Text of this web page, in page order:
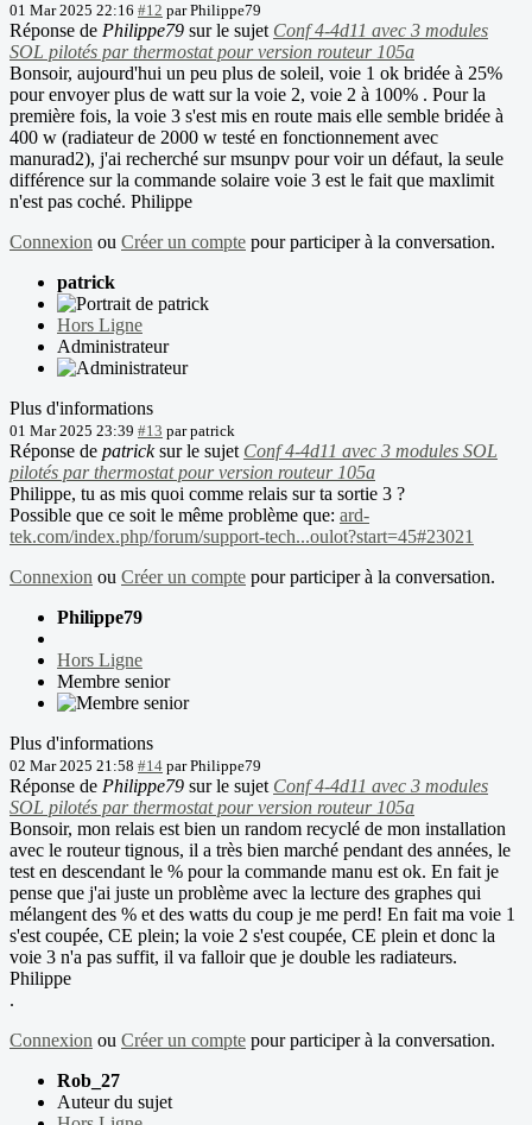
01 Mar 2025 22:16 #12 parPhilippe79
Réponse de Philippe79 sur le sujet Conf 4-4d11 avec 3 modules
SOL pilotés par thermostat pour version routeur 105a
Bonsoir, aujourd'hui un peu plus de soleil, voie 1 ok bridée à 25%
pour envoyer plus de watt sur la voie 2, voie 2 à 100% . Pour la
première fois, la voie 3 s'est mis en route mais elle semble bridée à
400 w (radiateur de 2000 w testé en fonctionnement avec
manurad2), j'ai recherché sur msunpv pour voir un défaut, la seule
différence sur la commande solaire voie 3 est le fait que maxlimit
n'est pas coché. Philippe
Connexion ou Créer un compte pour participer à la conversation.
patrick
Hors Ligne
Administrateur
Plus d'informations
01 Mar 2025 23:39 #13 parpatrick
Réponse de patricksur le sujet Conf 4-4d11 avec 3 modules SOL
pilotés par thermostat pour version routeur 105a
Philippe, tu as mis quoi comme relais sur ta sortie 3 ?
Possible que ce soit le même problème que: ard-
tek.com/index.php/forum/support-tech...oulot?start=45#23021
Connexion ou Créer un compte pour participer à la conversation.
Philippe79
Hors Ligne
Membre senior
Plus d'informations
02 Mar 2025 21:58 #14 parPhilippe79
Réponse de Philippe79 sur le sujet Conf 4-4d11 avec 3 modules
SOL pilotés par thermostat pour version routeur 105a
Bonsoir, mon relais est bien un random recyclé de mon installation
avec le routeur tignous, il a très bien marché pendant des années, le
test en descendant le % pour la commande manu est ok. En fait je
pense que j'ai juste un problème avec la lecture des graphes qui
mélangent des % et des watts du coup je me perd! En fait ma voie 1
s'est coupée, CE plein; la voie 2 s'est coupée, CE plein et donc la
voie 3 n'a pas suffit, il va falloir que je double les radiateurs.
Philippe
.
Connexion ou Créer un compte pour participer à la conversation.
Rob_27
Auteur du sujet